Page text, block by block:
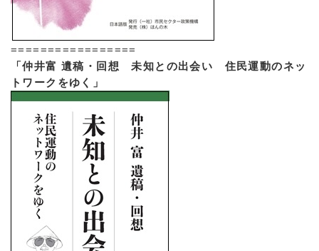
=================
「仲井富 遺稿・回想 未知との出会い 住民運動のネッ
トワークをゆく」